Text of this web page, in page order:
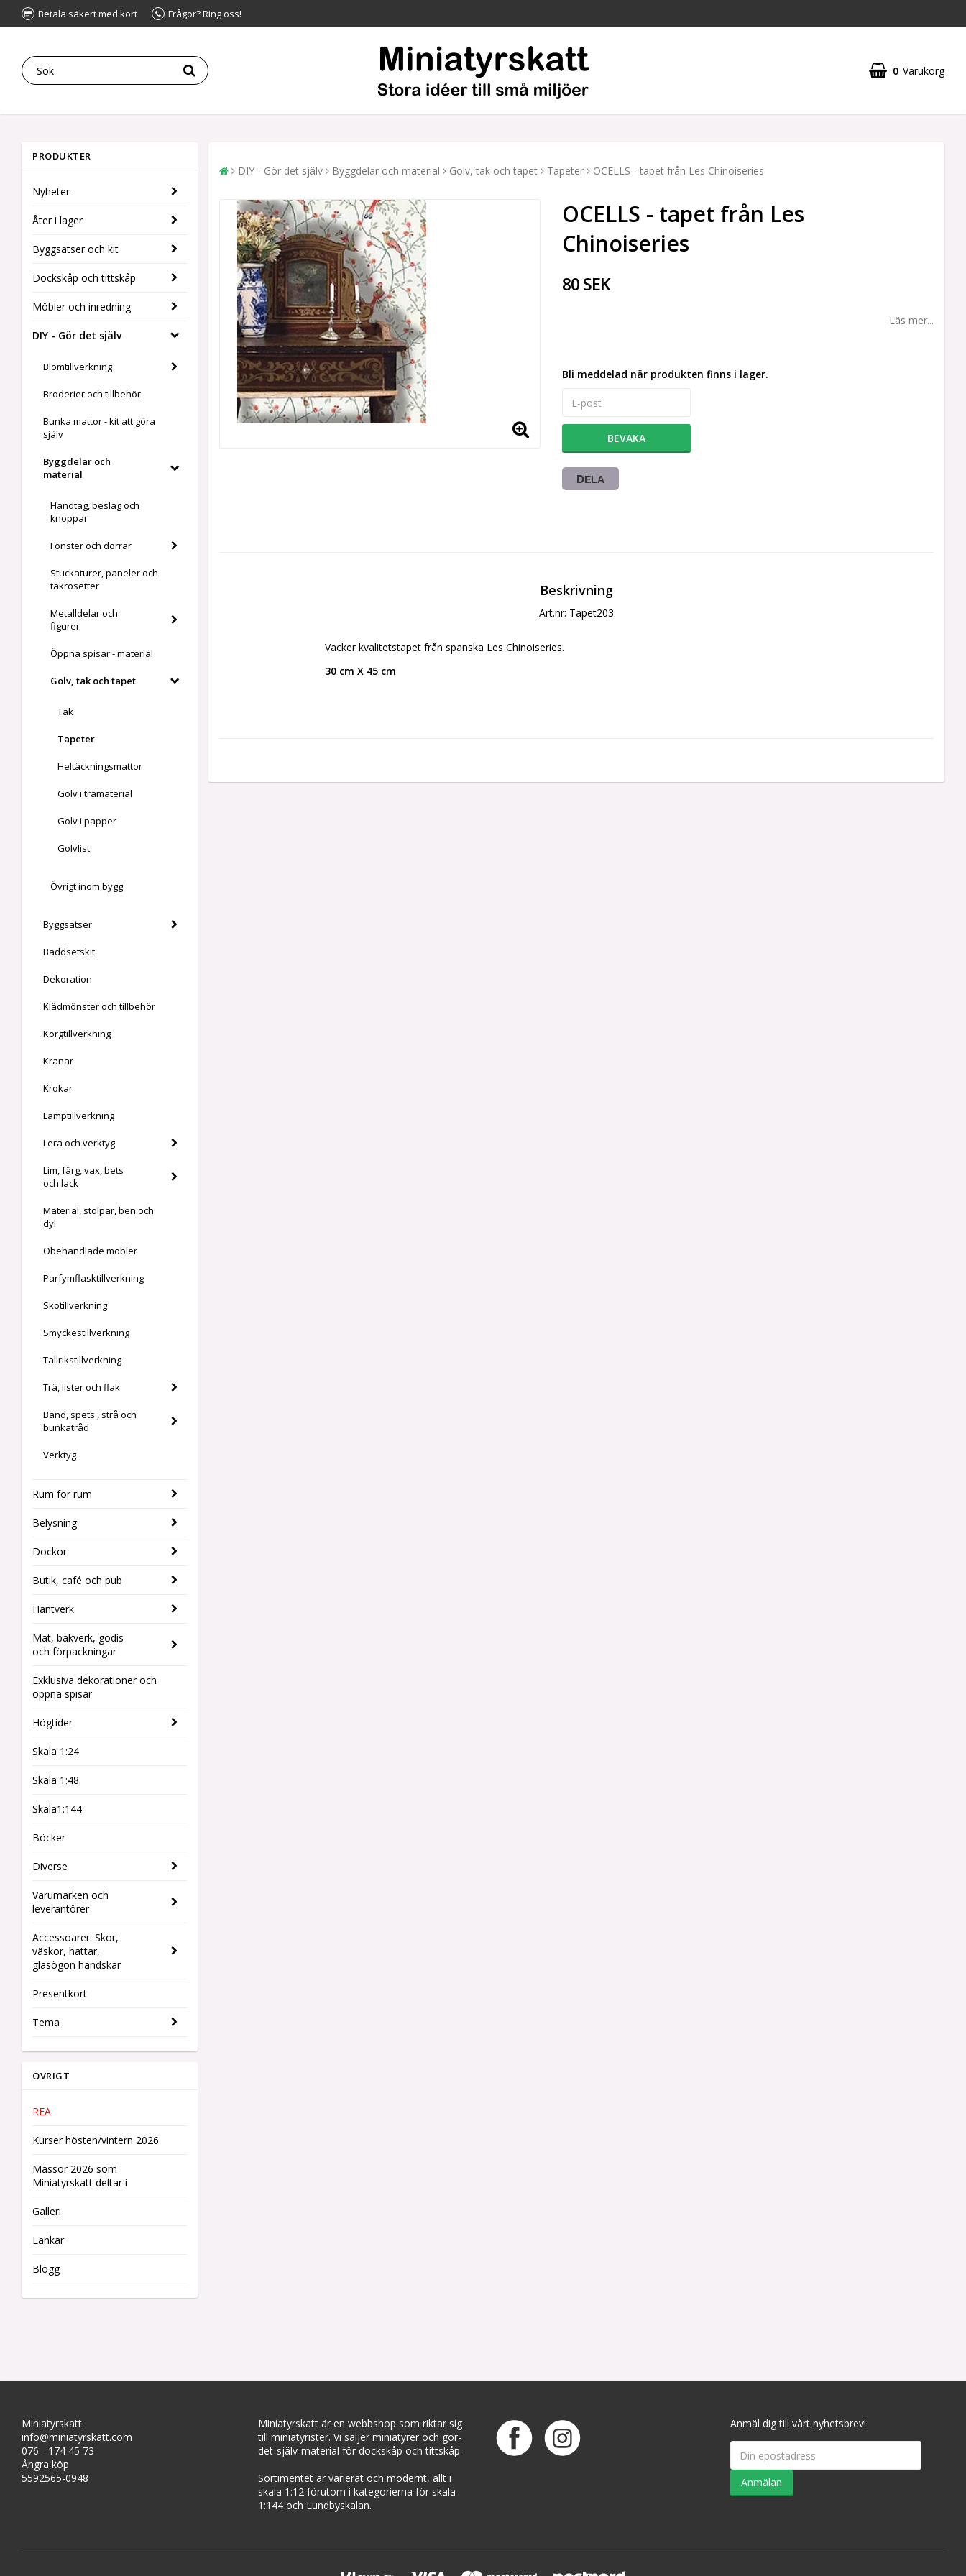
Betala säkert med kort Frågor? Ring oss!
0 Varukorg
PRODUKTER
Nyheter
Åter i lager
Byggsatser och kit
Dockskåp och tittskåp
Möbler och inredning
DIY - Gör det själv
Blomtillverkning
Broderier och tillbehör
Bunka mattor - kit att göra
själv
Byggdelar och
material
Handtag, beslag och
knoppar
Fönster och dörrar
Stuckaturer, paneler och
takrosetter
Metalldelar och
figurer
Öppna spisar - material
Golv, tak och tapet
Tak
Tapeter
Heltäckningsmattor
Golv i trämaterial
Golv i papper
Golvlist
Övrigt inom bygg
Byggsatser
Bäddsetskit
Dekoration
Klädmönster och tillbehör
Korgtillverkning
Kranar
Krokar
Lamptillverkning
Lera och verktyg
Lim, färg, vax, bets
och lack
Material, stolpar, ben och
dyl
Obehandlade möbler
Parfymflasktillverkning
Skotillverkning
Smyckestillverkning
Tallrikstillverkning
Trä, lister och flak
Band, spets , strå och
bunkatråd
Verktyg
Rum för rum
Belysning
Dockor
Butik, café och pub
Hantverk
Mat, bakverk, godis
och förpackningar
Exklusiva dekorationer och
öppna spisar
Högtider
Skala 1:24
Skala 1:48
Skala1:144
Böcker
Diverse
Varumärken och
leverantörer
Accessoarer: Skor,
väskor, hattar,
glasögon handskar
Presentkort
Tema
ÖVRIGT
REA
Kurser hösten/vintern 2026
Mässor 2026 som
Miniatyrskatt deltar i
Galleri
Länkar
Blogg
DIY - Gör det själv Byggdelar och material Golv, tak och tapet Tapeter OCELLS - tapet från Les Chinoiseries
OCELLS - tapet från Les
Chinoiseries
80 SEK
Läs mer...
Bli meddelad när produkten finns i lager.
BEVAKA
DELA
Beskrivning
Art.nr: Tapet203
Vacker kvalitetstapet från spanska Les Chinoiseries.
30 cm X 45 cm
Miniatyrskatt
info@miniatyrskatt.com
076 - 174 45 73
Ångra köp
5592565-0948
Miniatyrskatt är en webbshop som riktar sig
till miniatyrister. Vi säljer miniatyrer och gör-
det-själv-material för dockskåp och tittskåp.
Sortimentet är varierat och modernt, allt i
skala 1:12 förutom i kategorierna för skala
1:144 och Lundbyskalan.
Anmäl dig till vårt nyhetsbrev!
Anmälan